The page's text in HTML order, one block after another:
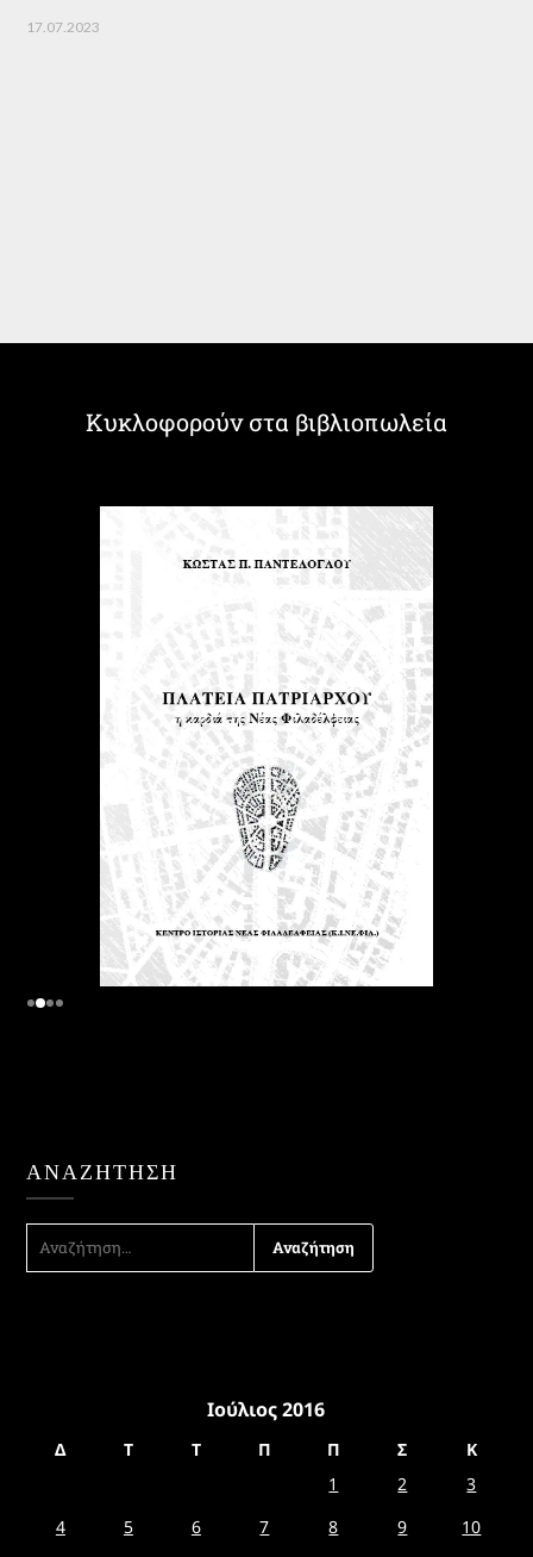
17.07.2023
Κυκλοφορούν στα βιβλιοπωλεία
ΑΝΑΖΉΤΗΣΗ
ΑΝΑΖΉΤΗΣΗ
Ιούλιος 2016
Δ Τ Τ Π Π Σ
Κ
1
2
3
4
5 6 7 8 9
10